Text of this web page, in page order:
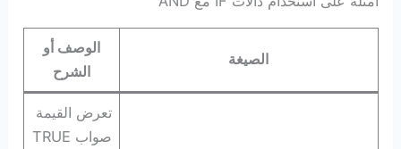
الصيغة
الوصف أو
الشرح
تعرض القيمة
صواب TRUE